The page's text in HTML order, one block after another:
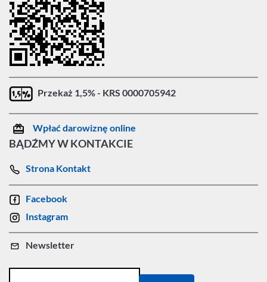
Przekaż 1,5% - KRS 0000705942
Wpłać darowiznę online
BĄDŹMY W KONTAKCIE
Strona Kontakt
Facebook
Instagram
Newsletter